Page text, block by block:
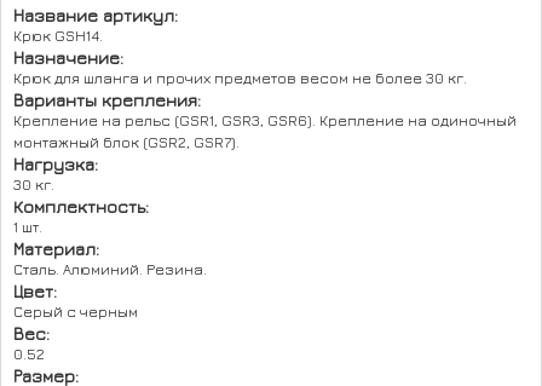
Название артикул:
Крюк GSH14.
Назначение:
Крюк для шланга и прочих предметов весом не более 30 кг.
Варианты крепления:
Крепление на рельс (GSR1, GSR3, GSR6). Крепление на одиночный
монтажный блок (GSR2, GSR7).
Нагрузка:
30 кг.
Комплектность:
1 шт.
Материал:
Сталь. Алюминий. Резина.
Цвет:
Серый с черным
Вес:
0.52
Размер: